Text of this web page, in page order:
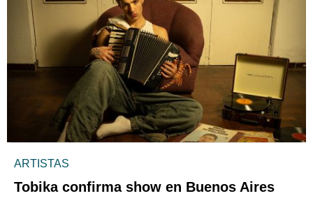
ARTISTAS
Tobika confirma show en Buenos Aires